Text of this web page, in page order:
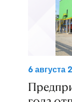
6 августа